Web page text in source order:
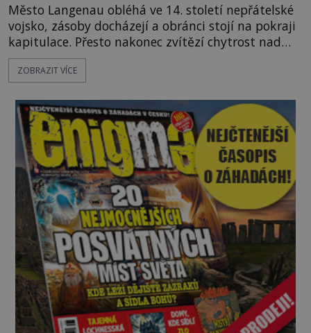
Město Langenau obléhá ve 14. století nepřátelské
vojsko, zásoby docházejí a obránci stojí na pokraji
kapitulace. Přesto nakonec zvítězí chytrost nad
hrubou silou. Podle staré německé legendy vypustí
obyvatelé za hradby dobře živeného králíka, aby
dost. Čas pracuje pro obléhatele. Ve městě ubývají
zásoby a každý den znamená další porci strádá
ZOBRAZIT VÍCE